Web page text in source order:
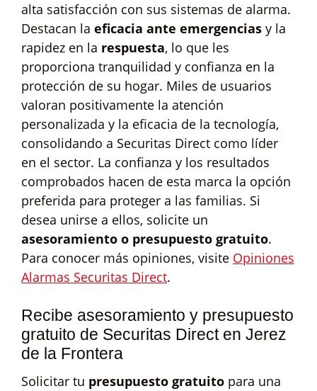
alta satisfacción con sus sistemas de alarma.
Destacan la eficacia ante emergencias y la
rapidez en la respuesta, lo que les
proporciona tranquilidad y confianza en la
protección de su hogar. Miles de usuarios
valoran positivamente la atención
personalizada y la eficacia de la tecnología,
consolidando a Securitas Direct como líder
en el sector. La confianza y los resultados
comprobados hacen de esta marca la opción
preferida para proteger a las familias. Si
desea unirse a ellos, solicite un
asesoramiento o presupuesto gratuito.
Para conocer más opiniones, visite Opiniones
Alarmas Securitas Direct.
Recibe asesoramiento y presupuesto
gratuito de Securitas Direct en Jerez
de la Frontera
Solicitar tu presupuesto gratuito para una